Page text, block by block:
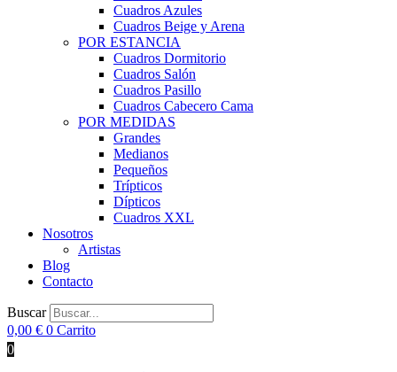
Cuadros Azules
Cuadros Beige y Arena
POR ESTANCIA
Cuadros Dormitorio
Cuadros Salón
Cuadros Pasillo
Cuadros Cabecero Cama
POR MEDIDAS
Grandes
Medianos
Pequeños
Trípticos
Dípticos
Cuadros XXL
Nosotros
Artistas
Blog
Contacto
Buscar
0,00 € 0 Carrito
0